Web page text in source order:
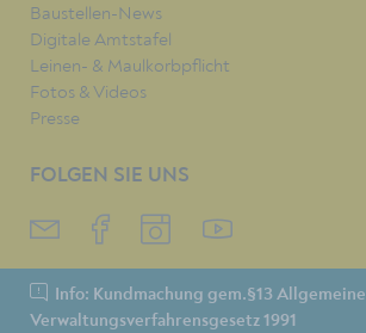
Baustellen-News
Digitale Amtstafel
Leinen- & Maulkorbpflicht
Fotos & Videos
Presse
FOLGEN SIE UNS
Info: Kundmachung gem.§13 Allgemeine
Verwaltungsverfahrensgesetz 1991